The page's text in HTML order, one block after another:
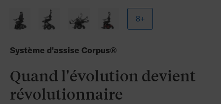
8+
Système d'assise Corpus®
Quand l'évolution devient
révolutionnaire